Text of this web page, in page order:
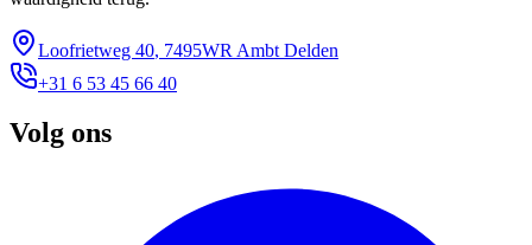
Loofrietweg 40, 7495WR Ambt Delden
+31 6 53 45 66 40
Volg ons